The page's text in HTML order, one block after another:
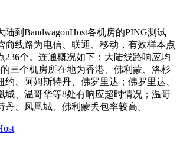
陆到BandwagonHost各机房的PING测试
商线路为电信、联通、移动，有效样本点
236个。连通概况如下：大陆线路响应均
三个机房所在地为香港、佛利蒙、洛杉
约、阿姆斯特丹、佛罗里达；佛罗里达、
城、温哥华等8处有响应超时情况；温哥
、凤凰城、佛利蒙丢包率较高。